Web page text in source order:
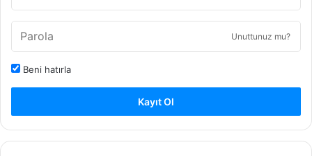
Unuttunuz mu?
Beni hatırla
Kayıt Ol